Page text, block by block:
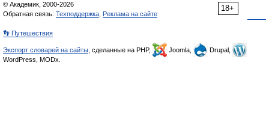
18+
© Академик, 2000-2026
Обратная связь: Техподдержка Реклама на сайте
👣 Путешествия
Экспорт словарей на сайты , сделанные на PHP, Joomla,
Drupal,
WordPress, MODx.